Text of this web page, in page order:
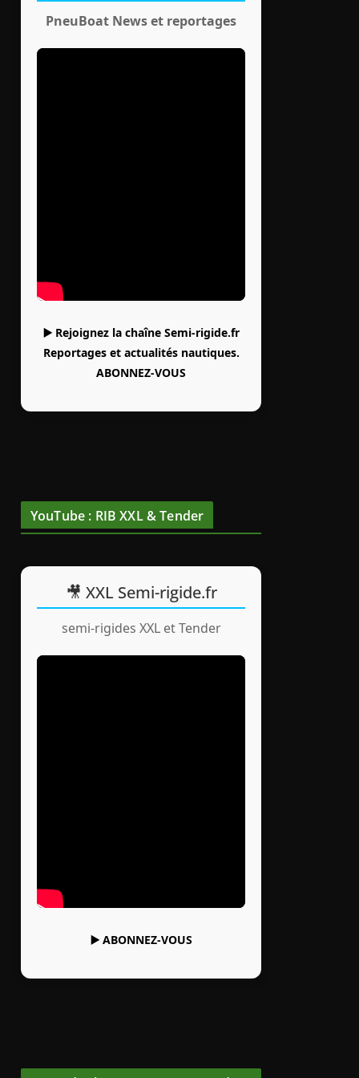
PneuBoat News et reportages
▶️ Rejoignez la chaîne Semi-rigide.fr
Reportages et actualités nautiques.
ABONNEZ-VOUS
YouTube : RIB XXL & Tender
🎥 XXL Semi-rigide.fr
semi-rigides XXL et Tender
▶️ ABONNEZ-VOUS